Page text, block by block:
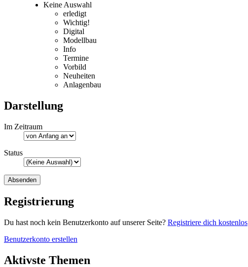
Keine Auswahl
erledigt
Wichtig!
Digital
Modellbau
Info
Termine
Vorbild
Neuheiten
Anlagenbau
Darstellung
Im Zeitraum
Status
Registrierung
Du hast noch kein Benutzerkonto auf unserer Seite? Registriere dich kostenlos
Benutzerkonto erstellen
Aktivste Themen